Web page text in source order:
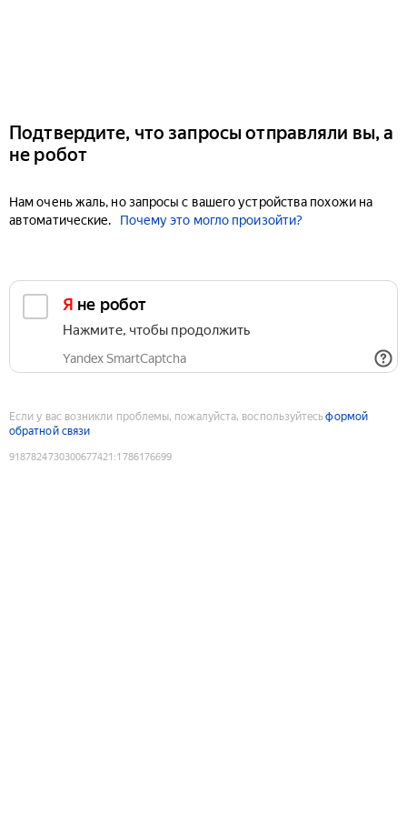
Подтвердите, что запросы отправляли вы, а
не робот
Нам очень жаль, но запросы с вашего устройства похожи на
автоматические.
Почему это могло произойти?
Я не робот
Нажмите, чтобы продолжить
Yandex SmartCaptcha
Если у вас возникли проблемы, пожалуйста, воспользуйтесьформой
обратной связи
9187824730300677421 :1786176699